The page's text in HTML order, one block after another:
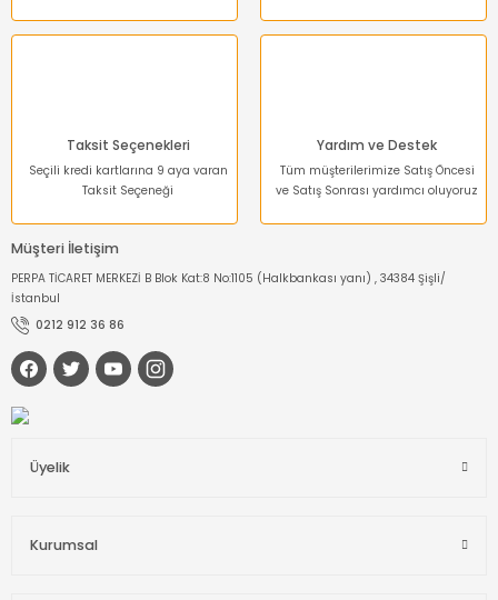
Taksit Seçenekleri
Seçili kredi kartlarına 9 aya varan
Taksit Seçeneği
Yardım ve Destek
Tüm müşterilerimize Satış Öncesi
ve Satış Sonrası yardımcı oluyoruz
Müşteri İletişim
PERPA TİCARET MERKEZİ B Blok Kat:8 No:1105 (Halkbankası yanı) , 34384 Şişli/
İstanbul
0212 912 36 86
Üyelik
Kurumsal